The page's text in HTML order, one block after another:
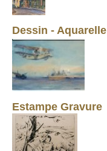
Dessin - Aquarelle
Estampe Gravure